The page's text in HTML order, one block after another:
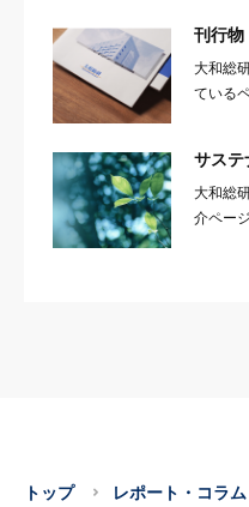
刊行物
大和総
ている
サステ
大和総
介ペー
トップ レポート・コラム